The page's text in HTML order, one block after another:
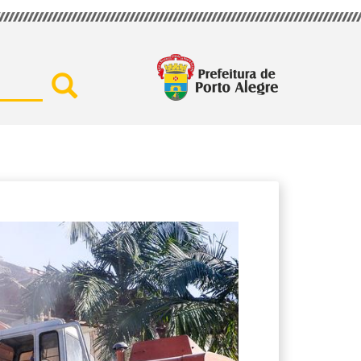
Buscar por secretaria,